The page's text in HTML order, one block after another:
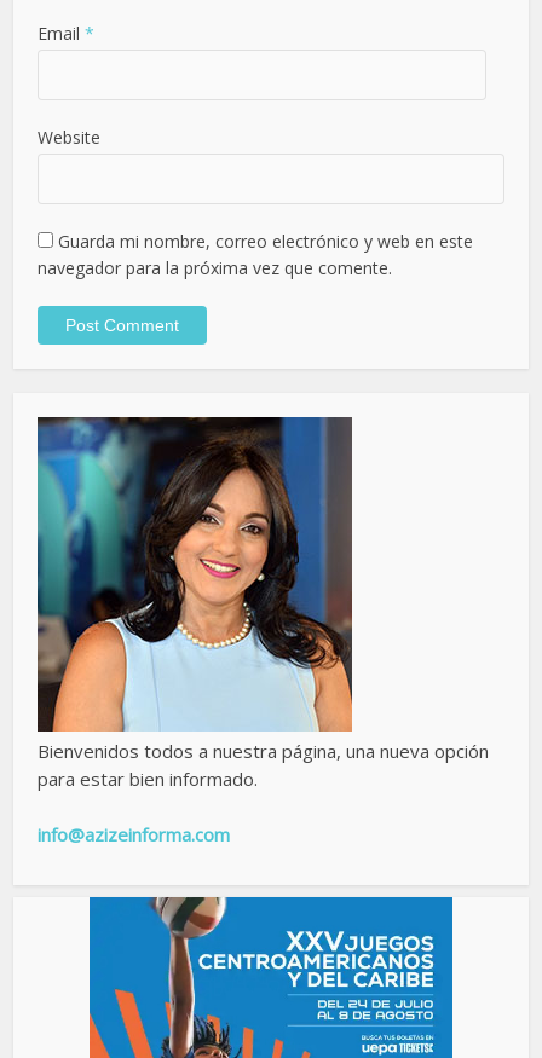
Email *
Website
Guarda mi nombre, correo electrónico y web en este
navegador para la próxima vez que comente.
Bienvenidos todos a nuestra página, una nueva opción
para estar bien informado.
info@azizeinforma.com